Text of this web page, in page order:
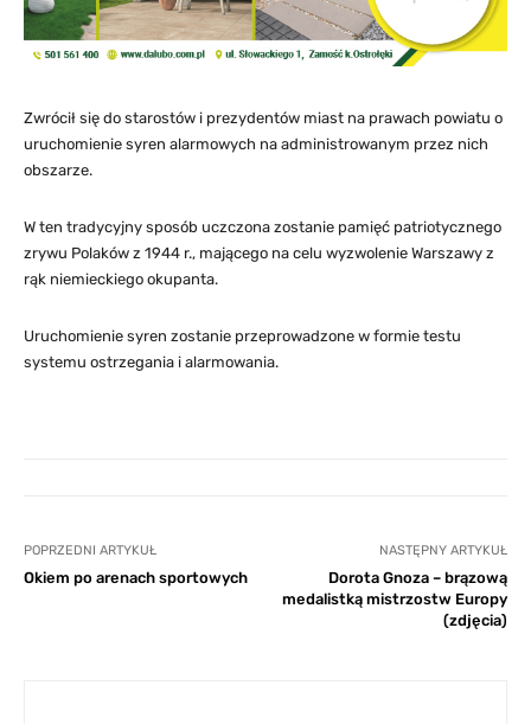
Zwrócił się do starostów i prezydentów miast na prawach powiatu o
uruchomienie syren alarmowych na administrowanym przez nich
obszarze.
W ten tradycyjny sposób uczczona zostanie pamięć patriotycznego
zrywu Polaków z 1944 r., mającego na celu wyzwolenie Warszawy z
rąk niemieckiego okupanta.
Uruchomienie syren zostanie przeprowadzone w formie testu
systemu ostrzegania i alarmowania.
POPRZEDNI ARTYKUŁ
Okiem po arenach sportowych
NASTĘPNY ARTYKUŁ
Dorota Gnoza – brązową
medalistką mistrzostw Europy
(zdjęcia)